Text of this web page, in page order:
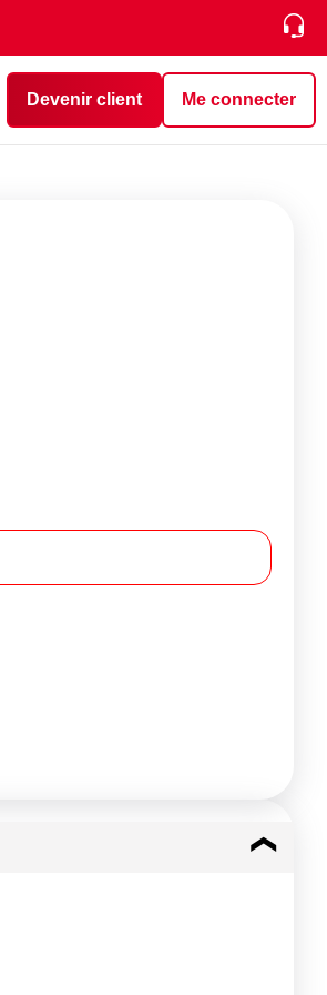
Devenir client Me connecter